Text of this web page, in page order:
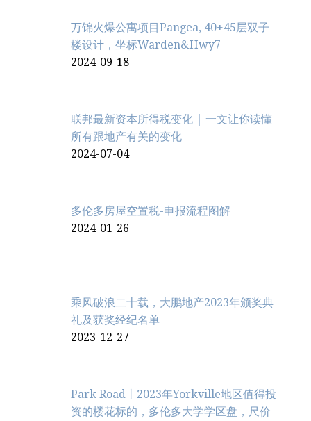
万锦火爆公寓项目Pangea, 40+45层双子
楼设计，坐标Warden&Hwy7
2024-09-18
联邦最新资本所得税变化 | 一文让你读懂
所有跟地产有关的变化
2024-07-04
多伦多房屋空置税-申报流程图解
2024-01-26
乘风破浪二十载，大鹏地产2023年颁奖典
礼及获奖经纪名单
2023-12-27
Park Road丨2023年Yorkville地区值得投
资的楼花标的，多伦多大学学区盘，尺价